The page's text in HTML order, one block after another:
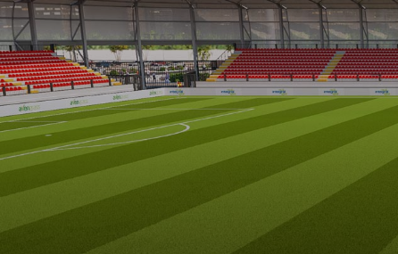
FIFA
Normes de la
edenlerin
Kullanımı
tür çerezlerin
Çerezler,
tarafından
Genellikle
deneyim
kullanılır ve
hatırlatmak
çerez